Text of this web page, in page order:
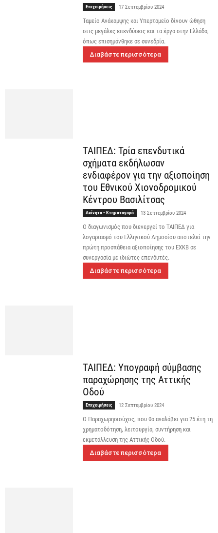
Επιχειρήσεις 17 Σεπτεμβρίου 2024
Ταμείο Ανάκαμψης και Υπερταμείο δίνουν ώθηση
στις μεγάλες επενδύσεις και τα έργα στην Ελλάδα,
όπως επισημάνθηκε σε συνεδρία.
Διαβάστε περισσότερα
ΤΑΙΠΕΔ: Τρία επενδυτικά
σχήματα εκδήλωσαν
ενδιαφέρον για την αξιοποίηση
του Εθνικού Χιονοδρομικού
Κέντρου Βασιλίτσας
Ακίνητα - Κτηματαγορά 13 Σεπτεμβρίου 2024
Ο διαγωνισμός που διενεργεί το ΤΑΙΠΕΔ για
λογαριασμό του Ελληνικού Δημοσίου αποτελεί την
πρώτη προσπάθεια αξιοποίησης του ΕΧΚΒ σε
συνεργασία με ιδιώτες επενδυτές.
Διαβάστε περισσότερα
ΤΑΙΠΕΔ: Υπογραφή σύμβασης
παραχώρησης της Αττικής
Οδού
Επιχειρήσεις 12 Σεπτεμβρίου 2024
Ο Παραχωρησιούχος, που θα αναλάβει για 25 έτη τη
χρηματοδότηση, λειτουργία, συντήρηση και
εκμετάλλευση της Αττικής Οδού.
Διαβάστε περισσότερα